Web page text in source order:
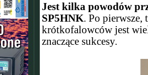
Jest kilka powodów
SP5HNK. Po pierwsze,
krótkofalowców jest
znaczące sukcesy.